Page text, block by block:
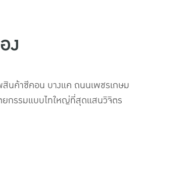
ง
นค้าซีคอน บางแค ถนนเพชรเกษม
ยกรรมแบบไทใหญ่ที่สุดแสนวิจิตร